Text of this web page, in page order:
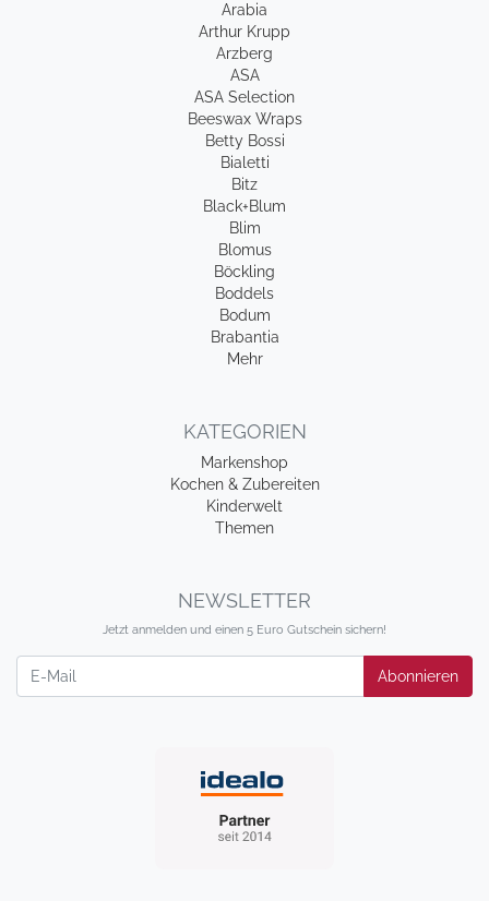
Arabia
Arthur Krupp
Arzberg
ASA
ASA Selection
Beeswax Wraps
Betty Bossi
Bialetti
Bitz
Black+Blum
Blim
Blomus
Böckling
Boddels
Bodum
Brabantia
Mehr
KATEGORIEN
Markenshop
Kochen & Zubereiten
Kinderwelt
Themen
NEWSLETTER
Jetzt anmelden und einen 5 Euro Gutschein sichern!
Abonnieren